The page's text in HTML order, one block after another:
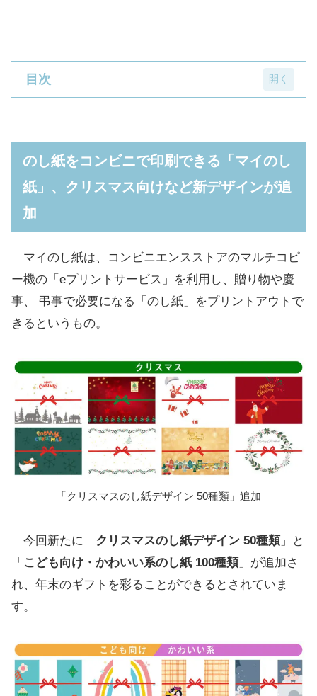
目次
紙」、クリスマス向けなど新デザインが追加
サービスサイトから印刷番号を取得し、コン
ビニでプリントアウト
のし紙をコンビニで印刷できる「マイのし
紙」、クリスマス向けなど新デザインが追
加
マイのし紙は、コンビニエンスストアのマルチコピ
ー機の「eプリントサービス」を利用し、贈り物や慶
事、 弔事で必要になる「のし紙」をプリントアウトで
きるというもの。
「クリスマスのし紙デザイン 50種類」追加
今回新たに「 クリスマスのし紙デザイン 50種類 」と
「 こども向け・かわいい系のし紙 100種類 」が追加さ
れ、年末のギフトを彩ることができるとされていま
す。